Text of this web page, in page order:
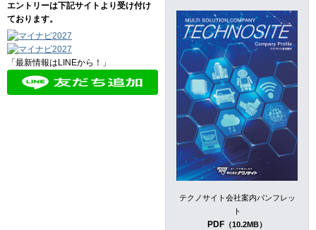
エントリーは下記サイトより受け付け
ております。
「最新情報はLINEから！」
テクノサイト会社案内パンフレッ
ト
PDF （10.2MB）